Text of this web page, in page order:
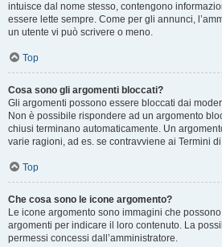
intuisce dal nome stesso, contengono
essere lette sempre. Come per gli annunci,
un utente vi può scrivere o meno.
Top
Cosa sono gli argomenti bloccati?
Gli argomenti possono essere bloccati dai
Non è possibile rispondere ad un argomento
chiusi terminano automaticamente. Un
varie ragioni, ad es. se contravviene ai Termini
Top
Che cosa sono le icone argomento?
Le icone argomento sono immagini che
argomenti per indicare il loro contenuto. La
permessi concessi dall’amministratore.